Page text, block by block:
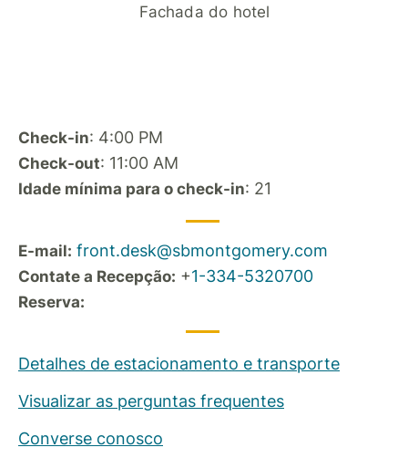
Fachada do hotel
Check-in: 4:00 PM
Check-out: 11:00 AM
Idade mínima para o check-in: 21
E-mail: front.desk@sbmontgomery.com
Contate a Recepção: +1-334-5320700
Reserva:
Detalhes de estacionamento e transporte
Visualizar as perguntas frequentes
Converse conosco